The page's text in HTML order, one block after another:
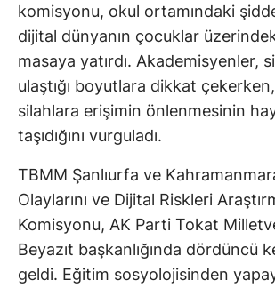
komisyonu, okul ortamındaki
dijital dünyanın çocuklar
masaya yatırdı. Akademisyenler,
ulaştığı boyutlara dikkat
silahlara erişimin önlenmesinin
taşıdığını vurguladı.
TBMM Şanlıurfa ve
Olaylarını ve Dijital Riskleri
Komisyonu, AK Parti Tokat
Beyazıt başkanlığında dördüncü
geldi. Eğitim sosyolojisinden